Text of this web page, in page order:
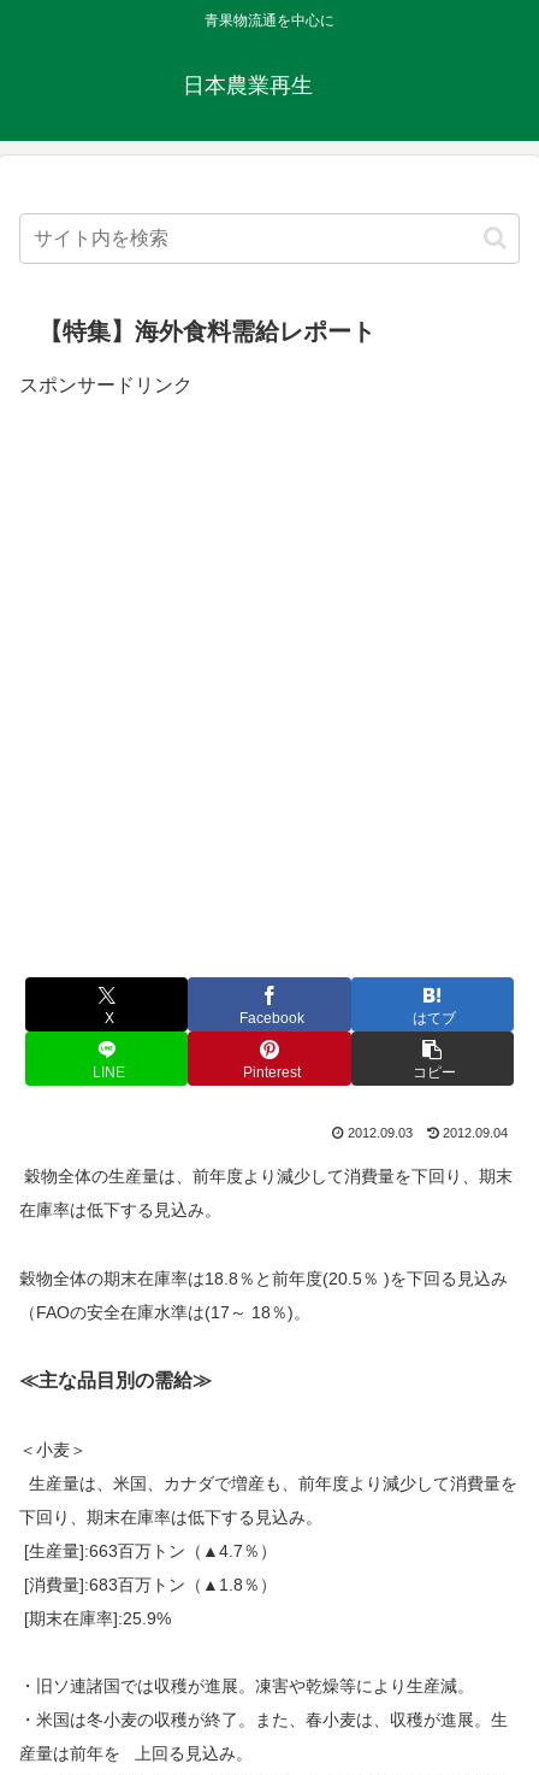
青果物流通を中心に
日本農業再生
【特集】海外食料需給レポート
スポンサードリンク
X Facebook はてブ
LINE Pinterest コピー
2012.09.03 2012.09.04
穀物全体の生産量は、前年度より減少して消費量を下回り、期末
在庫率は低下する見込み。
穀物全体の期末在庫率は18.8％と前年度(20.5％ )を下回る見込み
（FAOの安全在庫水準は(17～ 18％)。
≪主な品目別の需給≫
＜小麦＞
生産量は、米国、カナダで増産も、前年度より減少して消費量を
下回り、期末在庫率は低下する見込み。
[生産量]:663百万トン（▲4.7％）
[消費量]:683百万トン（▲1.8％）
[期末在庫率]:25.9%
・旧ソ連諸国では収穫が進展。凍害や乾燥等により生産減。
・米国は冬小麦の収穫が終了。また、春小麦は、収穫が進展。生
産量は前年を 上回る見込み。